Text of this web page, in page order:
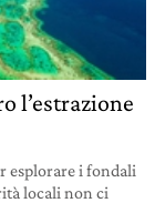
l’estrazione
esplorare i fondali
locali non ci